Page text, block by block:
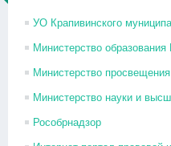
УО Крапивинского
Министерство
Министерство
Министерство науки и
Рособрнадзор